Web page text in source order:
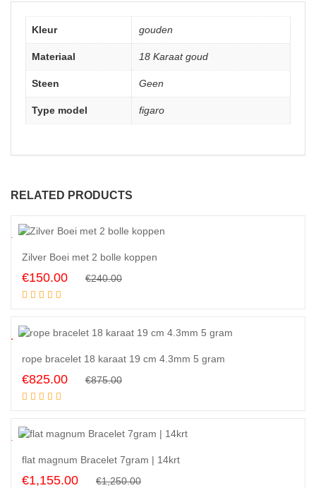
Kleur gouden
Materiaal 18 Karaat goud
Steen Geen
Type model figaro
RELATED PRODUCTS
Zilver Boei met 2 bolle koppen
€240.00Original
€240.00.
€150.00
Current
€150.00.
rope bracelet 18 karaat 19 cm 4.3mm 5 gram
€875.00Original
€875.00.
€825.00
Current
€825.00.
flat magnum Bracelet 7gram | 14krt
€1,250.00Original
€1,155.00
Current